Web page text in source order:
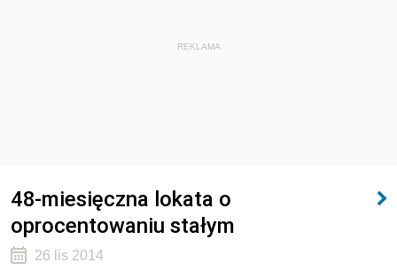
REKLAMA
48-miesięczna lokata o
oprocentowaniu stałym
26 lis 2014